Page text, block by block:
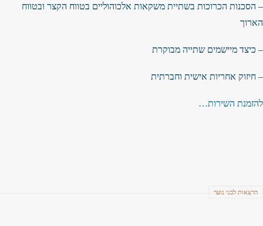
– הסכנות הכרוכות בשתיית משקאות אלכוהוליים בטווח הקצר ובטווח
הארוך
– כיצד מיישמים שתייה מבוקרת
– חיזוק אחריות אישית וחברתית
להזמנת השירות…
הרצאות לבני נוער